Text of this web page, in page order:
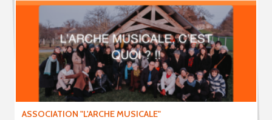
ASSOCIATION "L'ARCHE MUSICALE"